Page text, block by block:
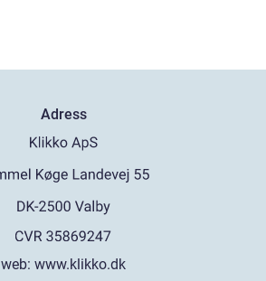
Adress
web: www.klikko.dk